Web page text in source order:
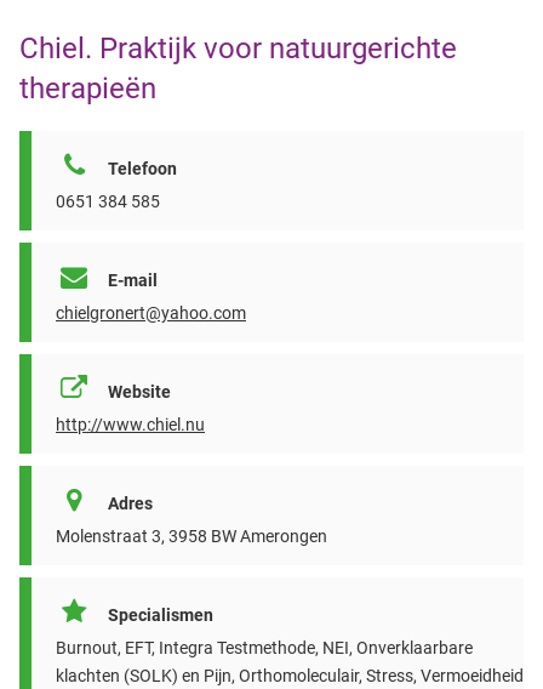
Chiel. Praktijk voor natuurgerichte
therapieën
Telefoon
0651 384 585
E-mail
chielgronert@yahoo.com
Website
http://www.chiel.nu
Adres
Molenstraat 3, 3958 BW Amerongen
Specialismen
Burnout, EFT, Integra Testmethode, NEI, Onverklaarbare
klachten (SOLK) en Pijn, Orthomoleculair, Stress, Vermoeidheid